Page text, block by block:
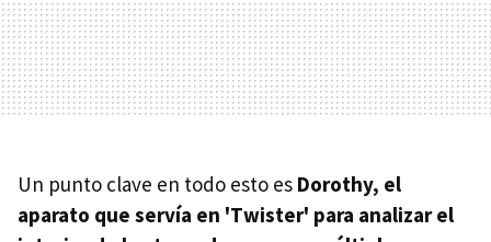
Un punto clave en todo esto es Dorothy, el
aparato que servía en 'Twister' para analizar el